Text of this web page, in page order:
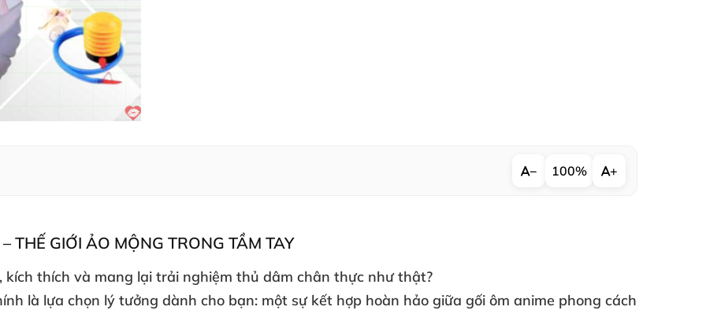
− 100% +
THẾ GIỚI ẢO MỘNG TRONG TẦM TAY
, kích thích và mang lại trải nghiệm thủ dâm chân thực như thật?
là lựa chọn lý tưởng dành cho bạn: một sự kết hợp hoàn hảo giữa gối ôm anime phong cách